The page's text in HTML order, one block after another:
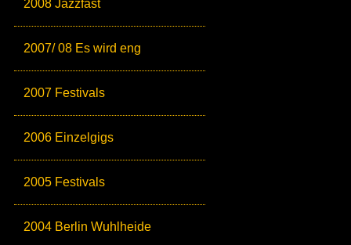
2008 Jazzfäst
2007/ 08 Es wird eng
2007 Festivals
2006 Einzelgigs
2005 Festivals
2004 Berlin Wuhlheide